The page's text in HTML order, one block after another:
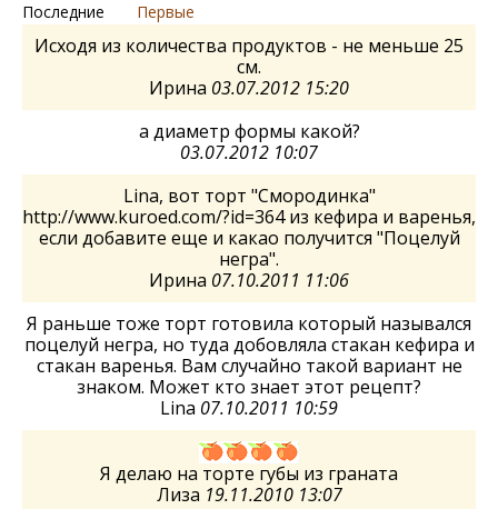
Последние Первые
Исходя из количества продуктов - не меньше 25
см.
Ирина 03.07.2012 15:20
а диаметр формы какой?
03.07.2012 10:07
Lina, вот торт "Смородинка"
http://www.kuroed.com/?id=364 из кефира и варенья,
если добавите еще и какао получится "Поцелуй
негра".
Ирина 07.10.2011 11:06
Я раньше тоже торт готовила который назывался
поцелуй негра, но туда добовляла стакан кефира и
стакан варенья. Вам случайно такой вариант не
знаком. Может кто знает этот рецепт?
Lina 07.10.2011 10:59
Я делаю на торте губы из граната
Лиза 19.11.2010 13:07